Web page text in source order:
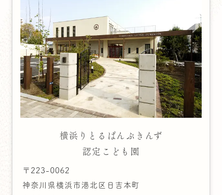
横浜りとるぱんぷきんず
認定こども園
〒223-0062
神奈川県横浜市港北区日吉本町